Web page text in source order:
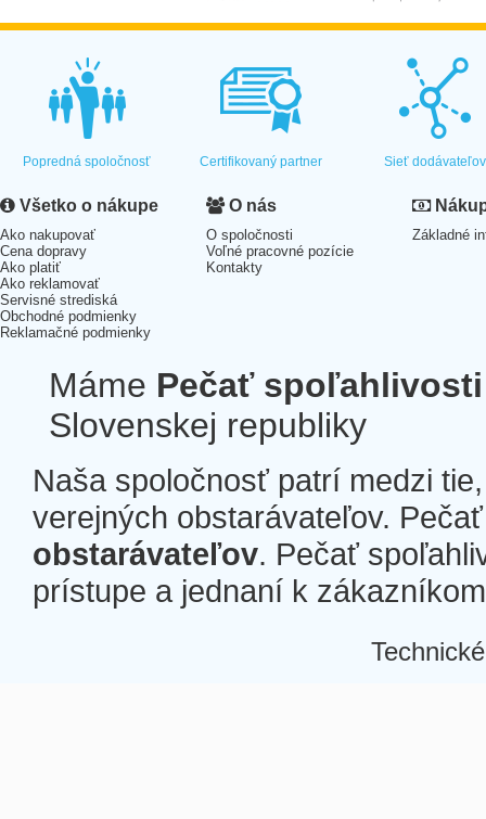
Popredná spoločnosť Certifikovaný partner Sieť dodávateľov
Všetko o nákupe
Ako nakupovať
Cena dopravy
Ako platiť
Ako reklamovať
Servisné strediská
Obchodné podmienky
Reklamačné podmienky
O nás
O spoločnosti
Voľné pracovné pozície
Kontakty
Základné
Máme Pečať spoľahlivosti
Slovenskej republiky
Naša spoločnosť patrí medzi
verejných obstarávateľov.
obstarávateľov. Pečať
prístupe a jednaní k